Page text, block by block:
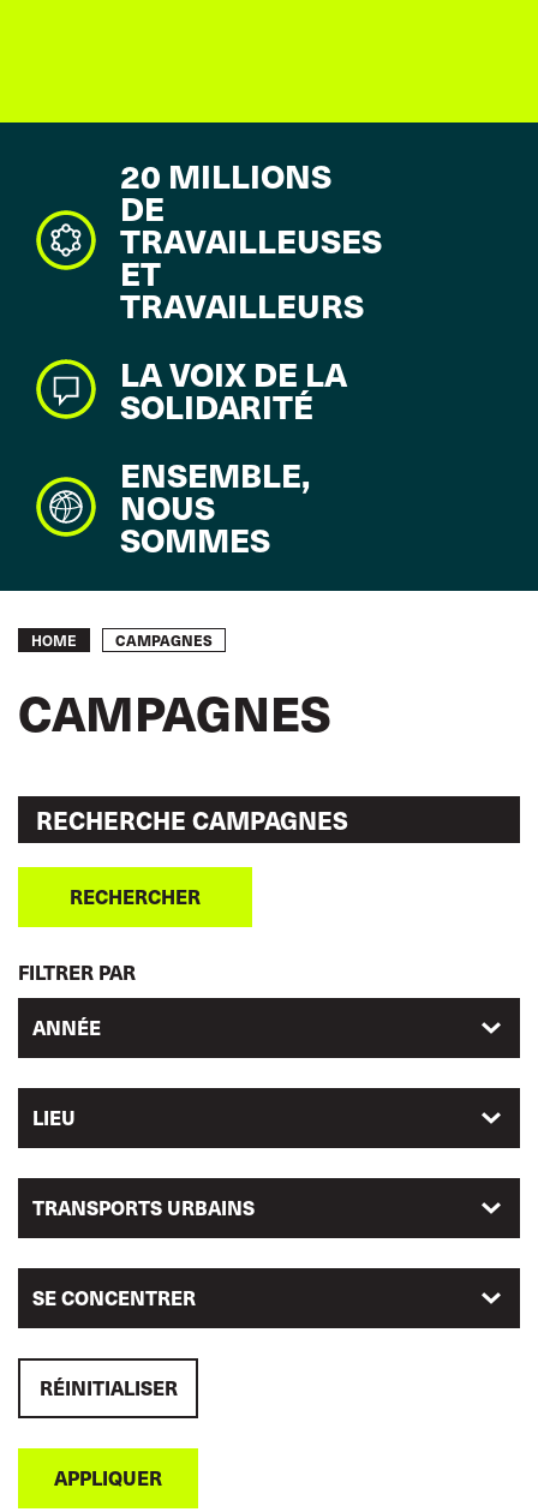
20 MILLIONS
DE
TRAVAILLEUSES
ET
TRAVAILLEURS
LA VOIX DE LA
SOLIDARITÉ
ENSEMBLE,
NOUS
SOMMES
Breadcrumb
HOME CAMPAGNES
CAMPAGNES
RECHERCHER
FILTRER PAR
ANNÉE
LIEU
TRANSPORTS URBAINS
SE CONCENTRER